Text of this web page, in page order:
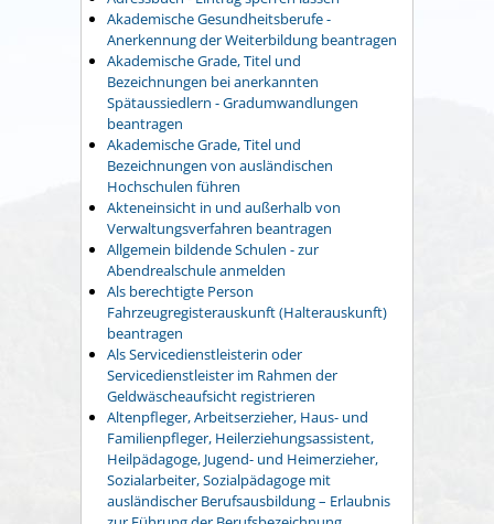
Akademische Gesundheitsberufe -
Anerkennung der Weiterbildung beantragen
Akademische Grade, Titel und
Bezeichnungen bei anerkannten
Spätaussiedlern - Gradumwandlungen
beantragen
Akademische Grade, Titel und
Bezeichnungen von ausländischen
Hochschulen führen
Akteneinsicht in und außerhalb von
Verwaltungsverfahren beantragen
Allgemein bildende Schulen - zur
Abendrealschule anmelden
Als berechtigte Person
Fahrzeugregisterauskunft (Halterauskunft)
beantragen
Als Servicedienstleisterin oder
Servicedienstleister im Rahmen der
Geldwäscheaufsicht registrieren
Altenpfleger, Arbeitserzieher, Haus- und
Familienpfleger, Heilerziehungsassistent,
Heilpädagoge, Jugend- und Heimerzieher,
Sozialarbeiter, Sozialpädagoge mit
ausländischer Berufsausbildung – Erlaubnis